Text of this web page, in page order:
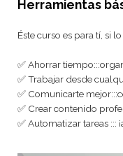
Herramientas
Éste curso es para tí, si
✅ Ahorrar
✅ Trabajar desde
✅ Comunicarte
✅ Crear contenido
✅ Automatizar tareas :::